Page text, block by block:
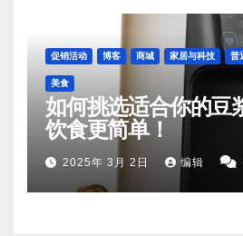
促销活动 博客 商城 家居与科技 普
美食
如何挑选适合你的豆
饮食更简单！
2025年 3月 2日 编辑